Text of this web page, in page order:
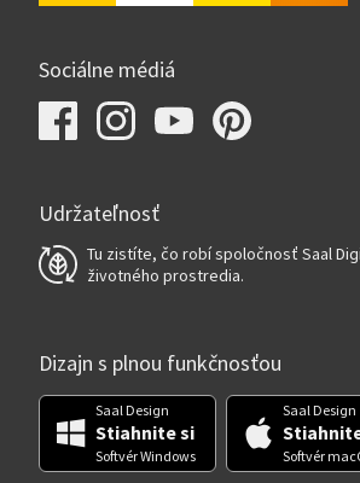
Sociálne médiá
Udržateľnosť
Tu zistíte, čo robí spoločnosť Saal
životného prostredia.
Dizajn s plnou funkčnosťou
Saal Design
Stiahnite si
Softvér Windows
Saal Design
Softvér